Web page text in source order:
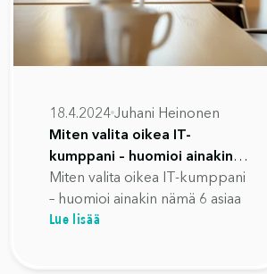
18.4.2024 Juhani Heinonen
Miten valita oikea IT-
kumppani – huomioi ainakin
nämä 6 asiaa
Miten valita oikea IT-kumppani
– huomioi ainakin nämä 6 asiaa
Lue lisää